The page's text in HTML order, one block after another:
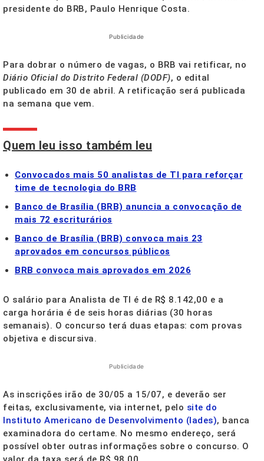
presidente do BRB, Paulo Henrique Costa.
Publicidade
Para dobrar o número de vagas, o BRB vai retificar, no
Diário Oficial do Distrito Federal (DODF), o edital
publicado em 30 de abril. A retificação será publicada
na semana que vem.
Quem leu isso também leu
Convocados mais 50 analistas de TI para reforçar
time de tecnologia do BRB
Banco de Brasília (BRB) anuncia a convocação de
mais 72 escriturários
Banco de Brasília (BRB) convoca mais 23
aprovados em concursos públicos
BRB convoca mais aprovados em 2026
O salário para Analista de TI é de R$ 8.142,00 e a
carga horária é de seis horas diárias (30 horas
semanais). O concurso terá duas etapas: com provas
objetiva e discursiva.
Publicidade
As inscrições irão de 30/05 a 15/07, e deverão ser
feitas, exclusivamente, via internet, pelo site do
Instituto Americano de Desenvolvimento (Iades), banca
examinadora do certame. No mesmo endereço, será
possível obter outras informações sobre o concurso. O